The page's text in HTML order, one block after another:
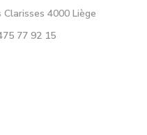
Clarisses 4000 Liège
77 92 15